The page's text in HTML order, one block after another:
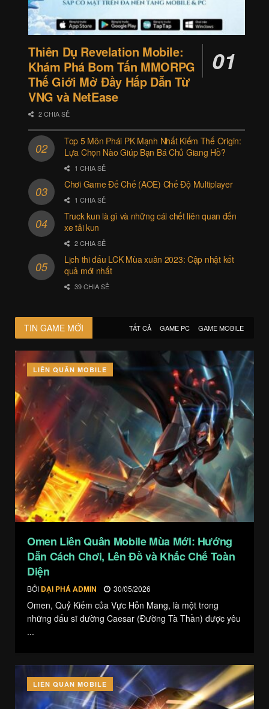
Thiên Dụ Revelation Mobile:
Khám Phá Bom Tấn MMORPG
Thế Giới Mở Đầy Hấp Dẫn Từ
VNG và NetEase
2 CHIA SẺ
Top 5 Môn Phái PK Mạnh Nhất Kiếm Thế Origin:
Lựa Chọn Nào Giúp Bạn Bá Chủ Giang Hồ?
1 CHIA SẺ
Chơi Game Đế Chế (AOE) Chế Độ Multiplayer
1 CHIA SẺ
Truck kun là gì và những cái chết liên quan đến
xe tải kun
2 CHIA SẺ
Lịch thi đấu LCK Mùa xuân 2023: Cập nhật kết
quả mới nhất
39 CHIA SẺ
TIN GAME MỚI TẤT CẢ GAME PC GAME MOBILE
LIÊN QUÂN MOBILE
Omen Liên Quân Mobile Mùa Mới: Hướng
Dẫn Cách Chơi, Lên Đồ và Khắc Chế Toàn
Diện
BỞIĐẠI PHÁ ADMIN 30/05/2026
Omen, Quỷ Kiếm của Vực Hỗn Mang, là một trong
những đấu sĩ đường Caesar (Đường Tà Thần) được yêu
...
LIÊN QUÂN MOBILE